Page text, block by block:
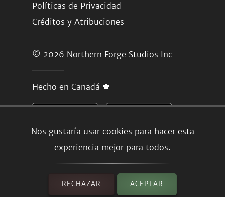
Nos gustaría usar cookies para hacer esta
experiencia mejor para todos.
RECHAZAR ACEPTAR
Políticas de Privacidad
Créditos y Atribuciones
© 2026 Northern Forge Studios Inc
Hecho en Canadá 🍁